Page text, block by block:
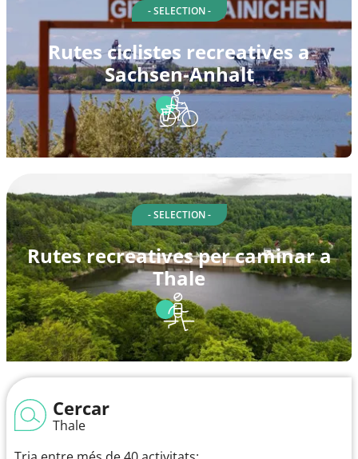
- SELECTION -
Rutes ciclistes recreatives a
Sachsen-Anhalt
- SELECTION -
Rutes recreatives per caminar a
Thale
Cercar
Thale